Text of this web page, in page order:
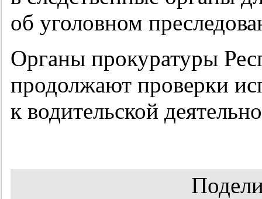
об уголовном
Органы прокуратуры
продолжают проверки
к водительской